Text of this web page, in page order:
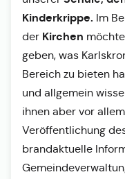
Kinderkrippe. Im
der Kirchen
geben, was
Bereich zu bieten
und allgemein
ihnen aber vor
Veröffentlichung
brandaktuelle